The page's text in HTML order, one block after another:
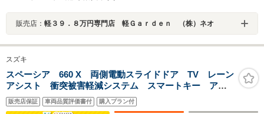
販売店： 軽３９．８万円専門店 軽Ｇａｒｄｅｎ （株）ネオ
スズキ
スペーシア 660 X 両側電動スライドドア TV レーン
アシスト 衝突被害軽減システム スマートキー アイ
ドリングストップ 電動格納ミラー シートヒーター
ベンチシート CVT 盗難防止システム ABS ESC
販売店保証 車両品質評価書付 購入プラン付